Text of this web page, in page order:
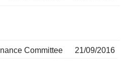
Committee
21/09/2016